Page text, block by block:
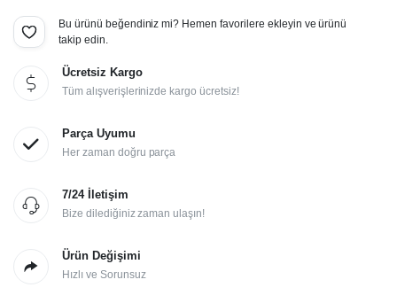
Bu ürünü beğendiniz mi? Hemen favorilere ekleyin ve ürünü
takip edin.
Ücretsiz Kargo
Tüm alışverişlerinizde kargo ücretsiz!
Parça Uyumu
Her zaman doğru parça
7/24 İletişim
Bize dilediğiniz zaman ulaşın!
Ürün Değişimi
Hızlı ve Sorunsuz